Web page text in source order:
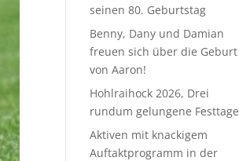
seinen 80. Geburtstag
Benny, Dany und Damian
freuen sich über die Geburt
von Aaron!
Hohlraihock 2026, Drei
rundum gelungene Festtage
Aktiven mit knackigem
Auftaktprogramm in der